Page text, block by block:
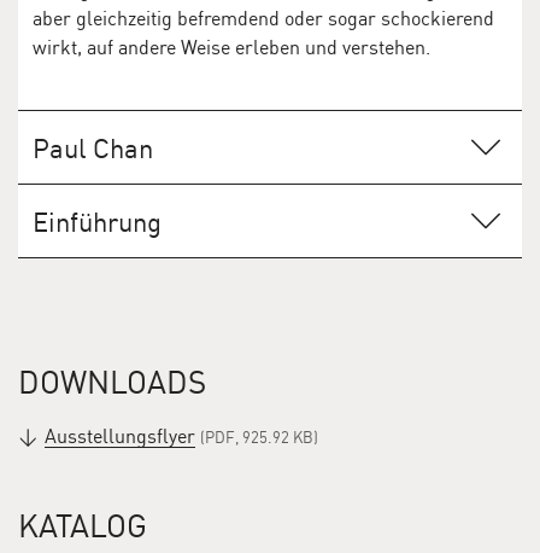
aber gleichzeitig befremdend oder sogar schockierend
wirkt, auf andere Weise erleben und verstehen.
Paul Chan
Einführung
und die Gesellschaft bewegen. Aber auch Fragen, so
plötzlich auftauchen, beim Autofahren, unter der
verdächtig erscheint. Fragen auf jeden Fall, die keinen
DOWNLOADS
Ausstellungsflyer (PDF, 925.92 KB)
KATALOG